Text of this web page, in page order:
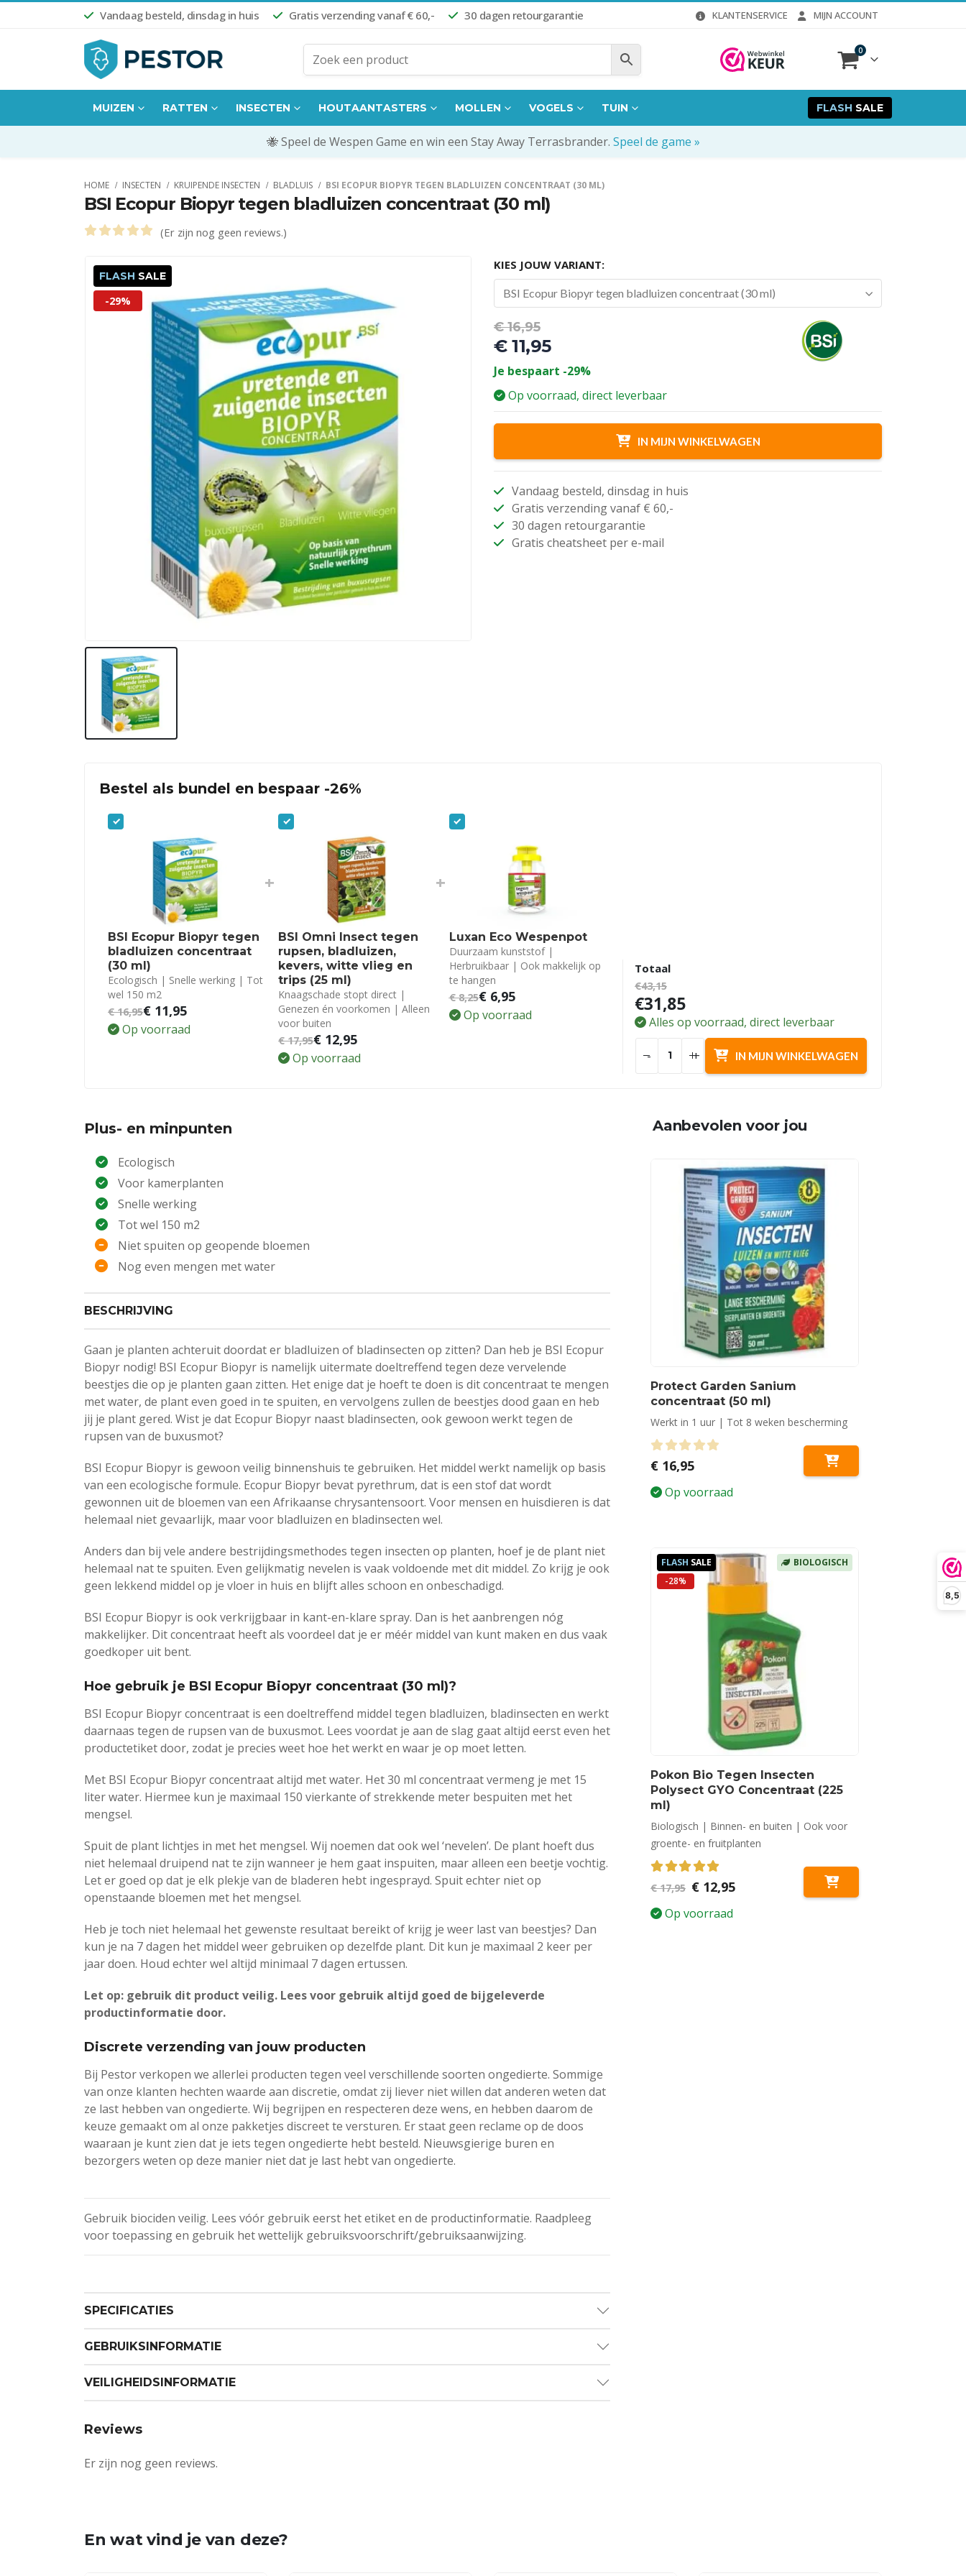
8,5
Vandaag besteld, dinsdag in huis Gratis verzending vanaf € 60,- 30 dagen retourgarantie KLANTENSERVICE MIJN ACCOUNT
0
MUIZEN RATTEN INSECTEN HOUTAANTASTERS MOLLEN VOGELS TUIN FLASH SALE
🐝 Speel de Wespen Game en win een Stay Away Terrasbrander. Speel de game »
HOME INSECTEN KRUIPENDE INSECTEN BLADLUIS BSI ECOPUR BIOPYR TEGEN BLADLUIZEN CONCENTRAAT (30 ML)
BSI Ecopur Biopyr tegen bladluizen concentraat (30 ml)
(Er zijn nog geen reviews.)
FLASH SALE
-29%
KIES JOUW VARIANT:
BSI Ecopur Biopyr tegen bladluizen concentraat (30 ml)
€16,95
prijs
was:
€ 16,95.
€11,95
Huidige
prijs
is:
€ 11,95.
Je bespaart -29%
Op voorraad, direct leverbaar
IN MIJN WINKELWAGEN
Vandaag besteld, dinsdag in huis
Gratis verzending vanaf € 60,-
30 dagen retourgarantie
Gratis cheatsheet per e-mail
Bestel als bundel en bespaar -26%
BSI Ecopur Biopyr tegen
bladluizen concentraat
(30 ml)
Ecologisch | Snelle werking | Tot
wel 150 m2
€16,95€ 11,95
Op voorraad
+
BSI Omni Insect tegen
rupsen, bladluizen,
kevers, witte vlieg en
trips (25 ml)
Knaagschade stopt direct |
Genezen én voorkomen | Alleen
voor buiten
€17,95€ 12,95
Op voorraad
+
Luxan Eco Wespenpot
Duurzaam kunststof |
Herbruikbaar | Ook makkelijk op
te hangen
€8,25€6,95
Op voorraad
Totaal
€43,15
€31,85
Alles op voorraad, direct leverbaar
- + IN MIJN WINKELWAGEN
Plus- en minpunten
Ecologisch
Voor kamerplanten
Snelle werking
Tot wel 150 m2
Niet spuiten op geopende bloemen
Nog even mengen met water
BESCHRIJVING
Gaan je planten achteruit doordat er bladluizen of bladinsecten op zitten? Dan heb je BSI Ecopur
Biopyr nodig! BSI Ecopur Biopyr is namelijk uitermate doeltreffend tegen deze vervelende
beestjes die op je planten gaan zitten. Het enige dat je hoeft te doen is dit concentraat te mengen
met water, de plant even goed in te spuiten, en vervolgens zullen de beestjes dood gaan en heb
jij je plant gered. Wist je dat Ecopur Biopyr naast bladinsecten, ook gewoon werkt tegen de
rupsen van de buxusmot?
BSI Ecopur Biopyr is gewoon veilig binnenshuis te gebruiken. Het middel werkt namelijk op basis
van een ecologische formule. Ecopur Biopyr bevat pyrethrum, dat is een stof dat wordt
gewonnen uit de bloemen van een Afrikaanse chrysantensoort. Voor mensen en huisdieren is dat
helemaal niet gevaarlijk, maar voor bladluizen en bladinsecten wel.
Anders dan bij vele andere bestrijdingsmethodes tegen insecten op planten, hoef je de plant niet
helemaal nat te spuiten. Even gelijkmatig nevelen is vaak voldoende met dit middel. Zo krijg je ook
geen lekkend middel op je vloer in huis en blijft alles schoon en onbeschadigd.
BSI Ecopur Biopyr is ook verkrijgbaar in kant-en-klare spray. Dan is het aanbrengen nóg
makkelijker. Dit concentraat heeft als voordeel dat je er méér middel van kunt maken en dus vaak
goedkoper uit bent.
Hoe gebruik je BSI Ecopur Biopyr concentraat (30 ml)?
BSI Ecopur Biopyr concentraat is een doeltreffend middel tegen bladluizen, bladinsecten en werkt
daarnaas tegen de rupsen van de buxusmot. Lees voordat je aan de slag gaat altijd eerst even het
productetiket door, zodat je precies weet hoe het werkt en waar je op moet letten.
Met BSI Ecopur Biopyr concentraat altijd met water. Het 30 ml concentraat vermeng je met 15
liter water. Hiermee kun je maximaal 150 vierkante of strekkende meter bespuiten met het
mengsel.
Spuit de plant lichtjes in met het mengsel. Wij noemen dat ook wel ‘nevelen’. De plant hoeft dus
niet helemaal druipend nat te zijn wanneer je hem gaat inspuiten, maar alleen een beetje vochtig.
Let er goed op dat je elk plekje van de bladeren hebt ingesprayd. Spuit echter niet op
openstaande bloemen met het mengsel.
Heb je toch niet helemaal het gewenste resultaat bereikt of krijg je weer last van beestjes? Dan
kun je na 7 dagen het middel weer gebruiken op dezelfde plant. Dit kun je maximaal 2 keer per
jaar doen. Houd echter wel altijd minimaal 7 dagen ertussen.
Let op: gebruik dit product veilig. Lees voor gebruik altijd goed de bijgeleverde
productinformatie door.
Discrete verzending van jouw producten
Bij Pestor verkopen we allerlei producten tegen veel verschillende soorten ongedierte. Sommige
van onze klanten hechten waarde aan discretie, omdat zij liever niet willen dat anderen weten dat
ze last hebben van ongedierte. Wij begrijpen en respecteren deze wens, en hebben daarom de
keuze gemaakt om al onze pakketjes discreet te versturen. Er staat geen reclame op de doos
waaraan je kunt zien dat je iets tegen ongedierte hebt besteld. Nieuwsgierige buren en
bezorgers weten op deze manier niet dat je last hebt van ongedierte.
Gebruik biociden veilig. Lees vóór gebruik eerst het etiket en de productinformatie. Raadpleeg
voor toepassing en gebruik het wettelijk gebruiksvoorschrift/gebruiksaanwijzing.
SPECIFICATIES
GEBRUIKSINFORMATIE
VEILIGHEIDSINFORMATIE
Reviews
Er zijn nog geen reviews.
Aanbevolen voor jou
Protect Garden Sanium
concentraat (50 ml)
Werkt in 1 uur | Tot 8 weken bescherming
0 out of 5
€ 16,95
Op voorraad
FLASH SALE
-28%
BIOLOGISCH
Pokon Bio Tegen Insecten
Polysect GYO Concentraat (225
ml)
Biologisch | Binnen- en buiten | Ook voor
groente- en fruitplanten
5.00out of 5
€17,95 Oorspronkelijke
prijs
was:
€ 12,95Huidige
Op voorraad
En wat vind je van deze?